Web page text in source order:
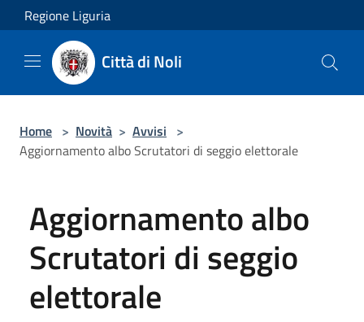
Salta al contenuto principale
Regione Liguria
Città di Noli
Home > Novità > Avvisi >
Aggiornamento albo Scrutatori di seggio elettorale
Aggiornamento albo
Scrutatori di seggio
elettorale